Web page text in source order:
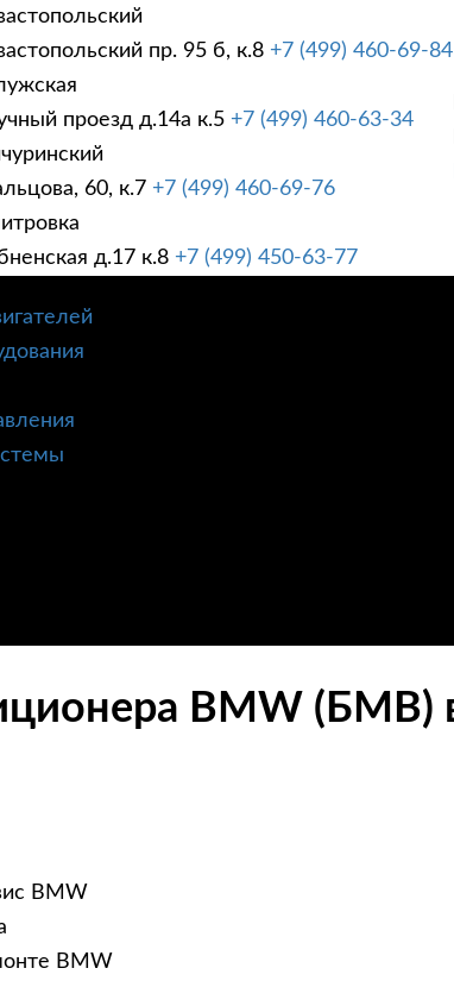
пр. 95 б, к.8 +7 (499) 460-69-84
проезд д.14а к.5 +7 (499) 460-63-34
60, к.7 +7 (499) 460-69-76
д.17 к.8 +7 (499) 450-63-77
УСЛУГИ
BMW (БМВ)
BMW
BMW